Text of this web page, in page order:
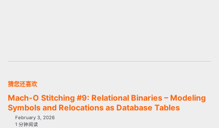
猜您还喜欢
Mach-O Stitching #9: Relational Binaries – Modeling
Symbols and Relocations as Database Tables
February 3, 2026
1 分钟阅读